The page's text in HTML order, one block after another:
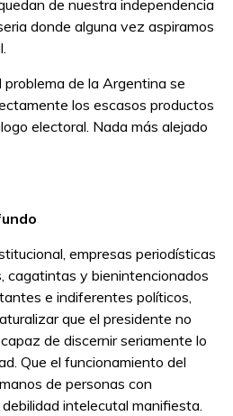
de nuestra independencia
donde alguna vez aspiramos
de la Argentina se
los escasos productos
electoral. Nada más alejado
empresas periodísticas
cagatintas y bienintencionados
e indiferentes políticos,
que el presidente no
de discernir seriamente lo
Que el funcionamiento del
de personas con
intelecutal manifiesta.